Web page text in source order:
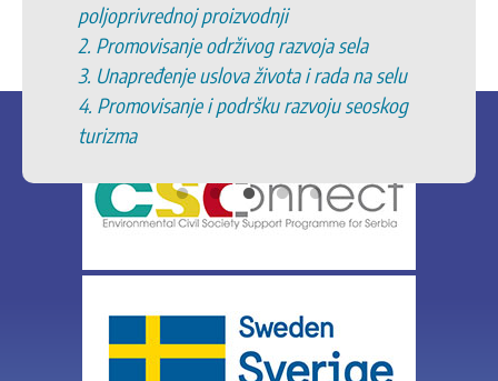
poljoprivrednoj proizvodnji
2. Promovisanje održivog razvoja sela
3. Unapređenje uslova života i rada na selu
4. Promovisanje i podršku razvoju seoskog
turizma